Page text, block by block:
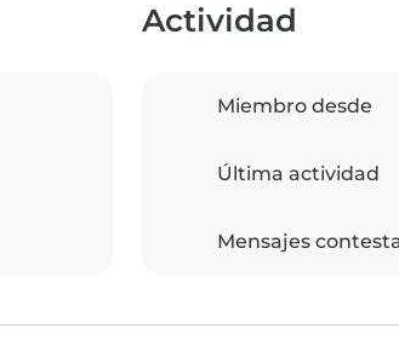
Actividad
Miembro desde
Última actividad
Mensajes